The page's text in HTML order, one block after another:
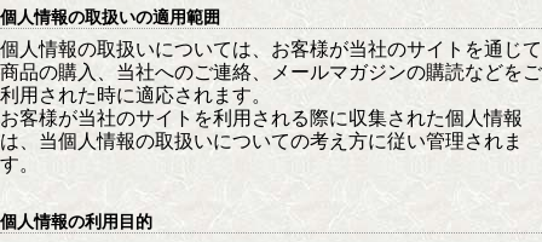
個人情報の取扱いの適用範囲
個人情報の取扱いについては、お客様が当社のサイトを通じて
商品の購入、当社へのご連絡、メールマガジンの購読などをご
利用された時に適応されます。
お客様が当社のサイトを利用される際に収集された個人情報
は、当個人情報の取扱いについての考え方に従い管理されま
す。
個人情報の利用目的